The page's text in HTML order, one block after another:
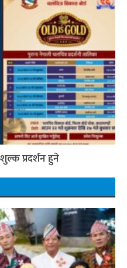
प्रदर्शन हुने